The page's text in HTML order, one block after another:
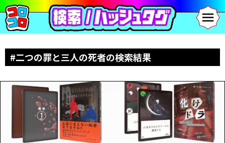
#二つの罪と三人の死者の検索結果